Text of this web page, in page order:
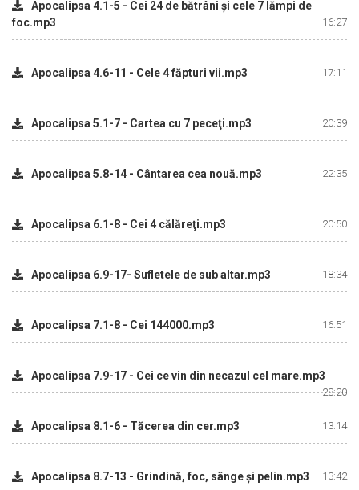
Apocalipsa 4.1-5 - Cei 24 de bătrâni şi cele 7 lămpi de
foc.mp3
16:27
Apocalipsa 4.6-11 - Cele 4 făpturi vii.mp3 17:11
Apocalipsa 5.1-7 - Cartea cu 7 peceţi.mp3 20:39
Apocalipsa 5.8-14 - Cântarea cea nouă.mp3 22:35
Apocalipsa 6.1-8 - Cei 4 călăreţi.mp3 20:50
Apocalipsa 6.9-17- Sufletele de sub altar.mp3 18:34
Apocalipsa 7.1-8 - Cei 144000.mp3 16:51
Apocalipsa 7.9-17 - Cei ce vin din necazul cel mare.mp3
28:20
Apocalipsa 8.1-6 - Tăcerea din cer.mp3 13:14
Apocalipsa 8.7-13 - Grindină, foc, sânge şi pelin.mp3 13:42